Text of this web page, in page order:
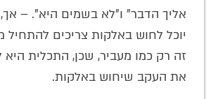
אליך הדבר" ו"לא בשמים היא". –
יוכל לחוש באלקות צריכים
זה רק כמו מעביר, שכן, התכלית היא
את העקב שיחוש באלקות.